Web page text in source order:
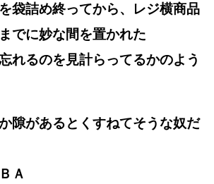
袋詰め終ってから、レジ横商品
でに妙な間を置かれた
れるのを見計らってるかのよう
隙があるとくすねてそうな奴だ
Ａ